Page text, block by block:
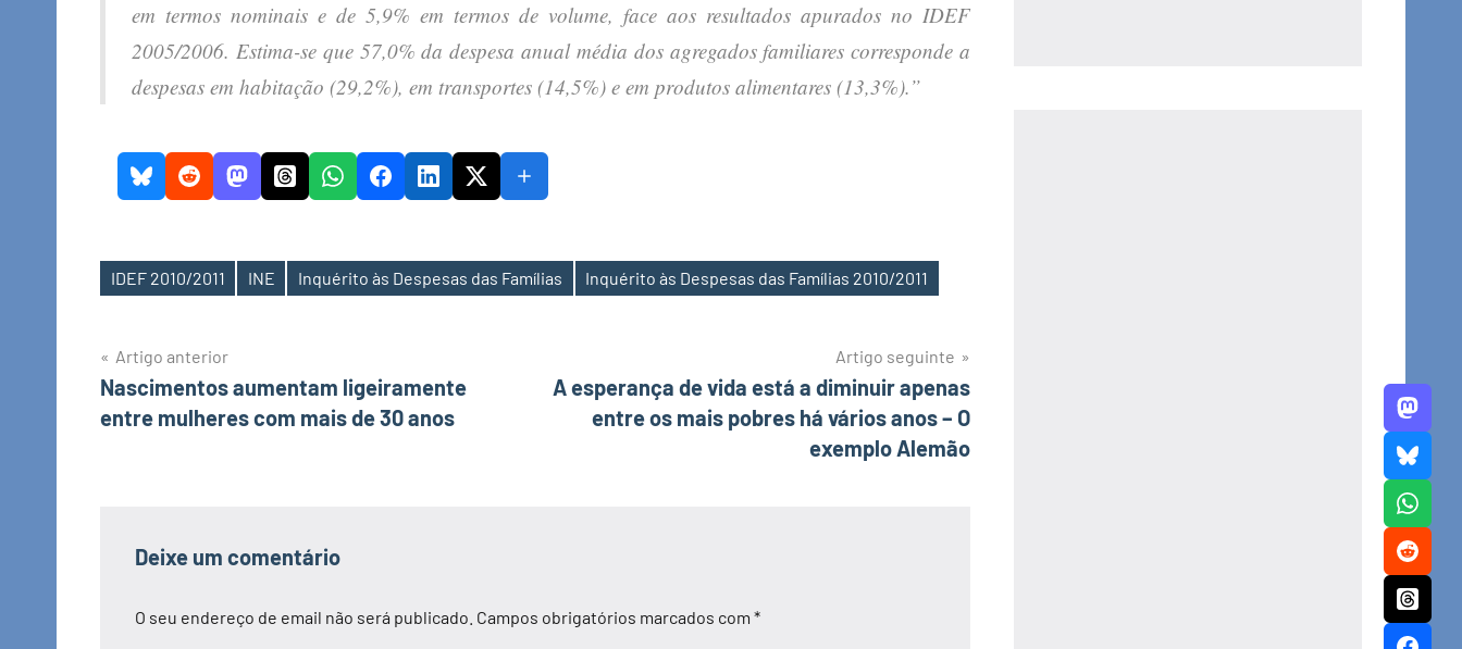
em termos nominais e de 5,9% em termos de volume, face aos resultados apurados no IDEF
2005/2006. Estima-se que 57,0% da despesa anual média dos agregados familiares corresponde a
despesas em habitação (29,2%), em transportes (14,5%) e em produtos alimentares (13,3%).”
Etiquetas
IDEF 2010/2011 INE Inquérito às Despesas das Famílias Inquérito às Despesas das Famílias 2010/2011
Navegação
de
Artigo anterior
Nascimentos aumentam ligeiramente
entre mulheres com mais de 30 anos
Artigo seguinte
A esperança de vida está a diminuir apenas
entre os mais pobres há vários anos – O
exemplo Alemão
Deixe um comentário
O seu endereço de email não será publicado. Campos obrigatórios marcados com *